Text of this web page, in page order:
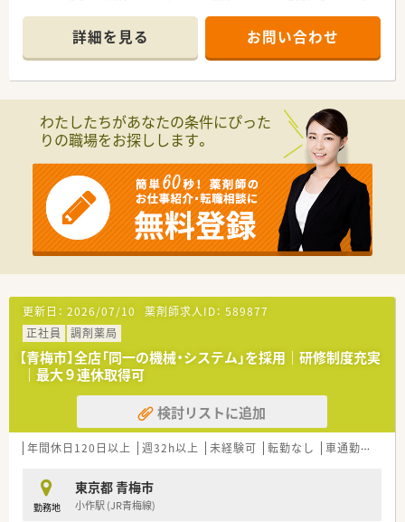
◎患者様やご家族の方が安心していただけるよう、病院一体とな
ったチーム医療を提供できる病院づくりを行っております。
≪病院特徴≫
◎調剤・監査業務の他、病棟業務やDI業務、各種委員会活動にも
参加することができます。
◎残業も少ないため、メリハリをつけて働くことができます！
詳細を見る お問い合わせ
わたしたちがあなたの条件にぴった
りの職場をお探しします。
更新日： 2026/07/10 薬剤師求人ID： 589877
正社員
調剤薬局
【青梅市】全店「同一の機械・システム」を採用｜研修制度充実
｜最大９連休取得可
検討リストに追加
年間休日120日以上 週32h以上 未経験可 転勤なし 車通勤可
勤務地
東京都 青梅市
小作駅 (JR青梅線)